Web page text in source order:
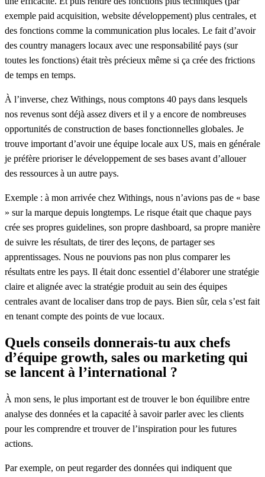
exemple paid acquisition, website développement) plus centrales, et
des fonctions comme la communication plus locales. Le fait d’avoir
des country managers locaux avec une responsabilité pays (sur
toutes les fonctions) était très précieux même si ça crée des frictions
de temps en temps.
À l’inverse, chez Withings, nous comptons 40 pays dans lesquels
nos revenus sont déjà assez divers et il y a encore de nombreuses
opportunités de construction de bases fonctionnelles globales. Je
trouve important d’avoir une équipe locale aux US, mais en générale
je préfère prioriser le développement de ses bases avant d’allouer
des ressources à un autre pays.
Exemple : à mon arrivée chez Withings, nous n’avions pas de « base
» sur la marque depuis longtemps. Le risque était que chaque pays
crée ses propres guidelines, son propre dashboard, sa propre manière
de suivre les résultats, de tirer des leçons, de partager ses
apprentissages. Nous ne pouvions pas non plus comparer les
résultats entre les pays. Il était donc essentiel d’élaborer une stratégie
claire et alignée avec la stratégie produit au sein des équipes
centrales avant de localiser dans trop de pays. Bien sûr, cela s’est fait
en tenant compte des points de vue locaux.
Quels conseils donnerais-tu aux chefs
d’équipe growth, sales ou marketing qui
se lancent à l’international ?
À mon sens, le plus important est de trouver le bon équilibre entre
analyse des données et la capacité à savoir parler avec les clients
pour les comprendre et trouver de l’inspiration pour les futures
actions.
Par exemple, on peut regarder des données qui indiquent que